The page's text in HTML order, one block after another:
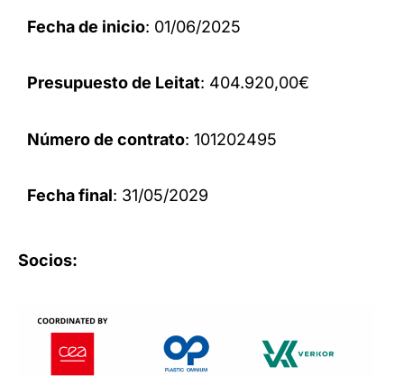
Fecha de inicio: 01/06/2025
Presupuesto de Leitat: 404.920,00€
Número de contrato: 101202495
Fecha final: 31/05/2029
Socios: